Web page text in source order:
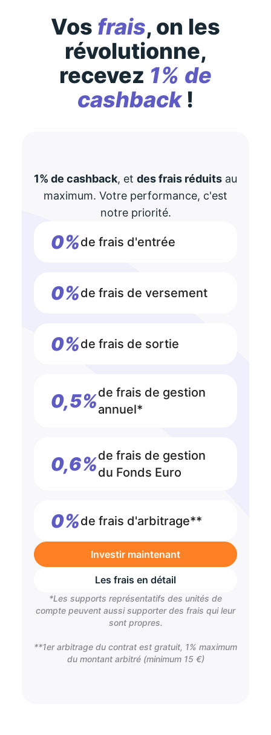
Vos frais, on les
révolutionne,
recevez 1% de
cashback!
1% de cashback, et des frais réduits au
maximum. Votre performance, c'est
notre priorité.
0%de frais d'entrée
0%de frais de versement
0%de frais de sortie
0,5%de frais de gestion
annuel*
0,6%de frais de gestion
du Fonds Euro
0%de frais d'arbitrage**
Investir maintenant
Les frais en détail
*Les supports représentatifs des unités de
compte peuvent aussi supporter des frais qui leur
sont propres.
**1er arbitrage du contrat est gratuit, 1% maximum
du montant arbitré (minimum 15 €)